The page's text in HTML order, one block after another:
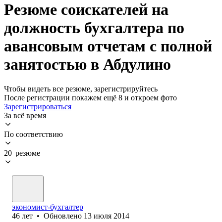
Резюме соискателей на
должность бухгалтера по
авансовым отчетам с полной
занятостью в Абдулино
Чтобы видеть все резюме, зарегистрируйтесь
После регистрации покажем ещё 8 и откроем фото
Зарегистрироваться
За всё время
По соответствию
20 резюме
экономист-бухгалтер
46 лет • Обновлено 13 июля 2014